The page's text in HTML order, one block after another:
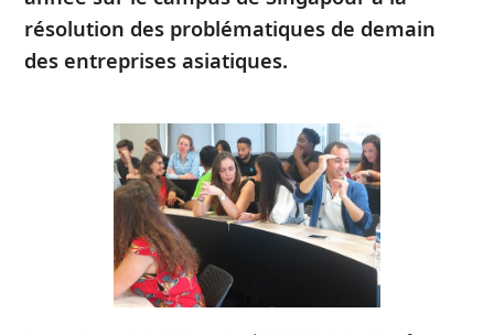
résolution des problématiques de demain
des entreprises asiatiques.